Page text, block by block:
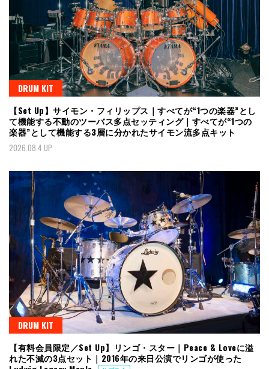
DRUM KIT
【Set Up】サイモン・フィリップス｜すべてが“1つの楽器”とし
て機能する不動のツーバス多点セッティング｜すべてが“1つの
楽器”として機能する3層に分かれたサイモン流多点キット
2026.08.4 UP
DRUM KIT
【有料会員限定／Set Up】リンゴ・スター｜Peace & Loveに溢
れた不滅の3点セット｜2016年の来日公演でリンゴが使った